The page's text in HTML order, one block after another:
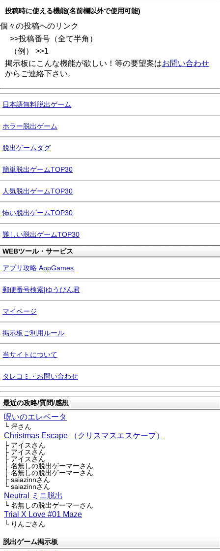
投稿時に使える機能(名前欄以外で使用可能)
個々の投稿へのリンク
>>投稿番号（全て半角）
（例） >>1
掲示板にこんな機能が欲しい！等の要望案はお問い合わせ
からご連絡下さい。
日本語無料脱出ゲーム
ホラー脱出ゲーム
脱出ゲームタグ
簡単脱出ゲームTOP30
人気脱出ゲームTOP30
怖い脱出ゲームTOP30
難しい脱出ゲームTOP30
WEBツール・サービス
アプリ攻略 AppGames
郵便番号検索|ゆうびん君
マイページ
掲示板ご利用ルール
当サイトについて
タレコミ・お問い合わせ
最近の攻略/質問/感想
呪いのエレベータ
└ 坪さん
Christmas Escape （クリスマスエスケープ）
├ アイスさん
├ アイスさん
├ アイスさん
├ 名無しの脱出ゲーマーさん
├ 名無しの脱出ゲーマーさん
├ saiazinnさん
└ saiazinnさん
Neutral ミニ脱出
└ 名無しの脱出ゲーマーさん
Trial X Love #01 Maze
└ りんごさん
脱出ゲーム掲示板